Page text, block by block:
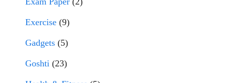
Exercise (9)
Gadgets (5)
Goshti (23)